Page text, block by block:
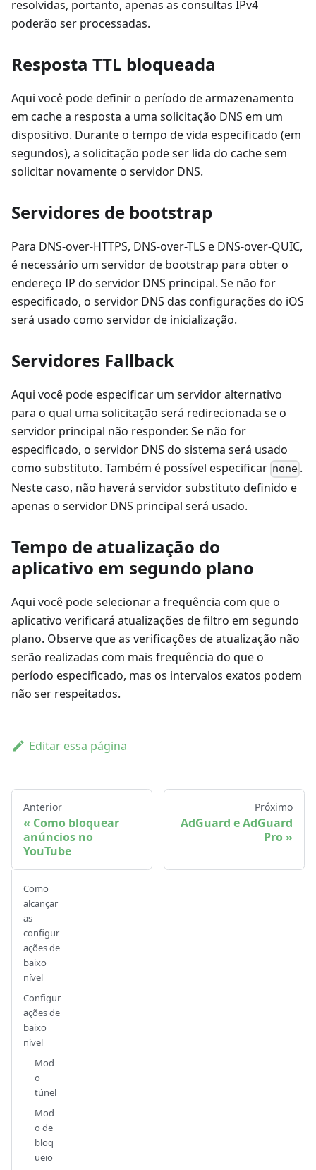
resolvidas, portanto, apenas as consultas IPv4
poderão ser processadas.
Resposta TTL bloqueada
Aqui você pode definir o período de armazenamento
em cache a resposta a uma solicitação DNS em um
dispositivo. Durante o tempo de vida especificado (em
segundos), a solicitação pode ser lida do cache sem
solicitar novamente o servidor DNS.
Servidores de bootstrap
Para DNS-over-HTTPS, DNS-over-TLS e DNS-over-QUIC,
é necessário um servidor de bootstrap para obter o
endereço IP do servidor DNS principal. Se não for
especificado, o servidor DNS das configurações do iOS
será usado como servidor de inicialização.
Servidores Fallback
Aqui você pode especificar um servidor alternativo
para o qual uma solicitação será redirecionada se o
servidor principal não responder. Se não for
especificado, o servidor DNS do sistema será usado
como substituto. Também é possível especificar none .
Neste caso, não haverá servidor substituto definido e
apenas o servidor DNS principal será usado.
Tempo de atualização do
aplicativo em segundo plano
Aqui você pode selecionar a frequência com que o
aplicativo verificará atualizações de filtro em segundo
plano. Observe que as verificações de atualização não
serão realizadas com mais frequência do que o
período especificado, mas os intervalos exatos podem
não ser respeitados.
Editar essa página
Anterior
Como bloquear
anúncios no
YouTube
Próximo
AdGuard e AdGuard
Pro
Como
alcançar
as
configur
ações de
baixo
nível
Configur
ações de
baixo
nível
Mod
o
túnel
Mod
o de
bloq
ueio